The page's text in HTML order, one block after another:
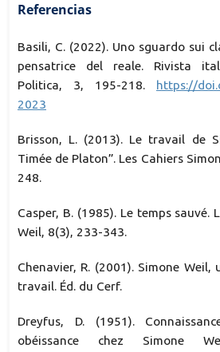
Referencias
Basili, C. (2022). Uno sguardo sui
pensatrice del reale. Rivista
Politica, 3, 195-218. https://
2023
Brisson, L. (2013). Le travail de
Timée de Platon”. Les Cahiers
248.
Casper, B. (1985). Le temps sauvé.
Weil, 8(3), 233-343.
Chenavier, R. (2001). Simone Weil,
travail. Éd. du Cerf.
Dreyfus, D. (1951).
obéissance chez Simone